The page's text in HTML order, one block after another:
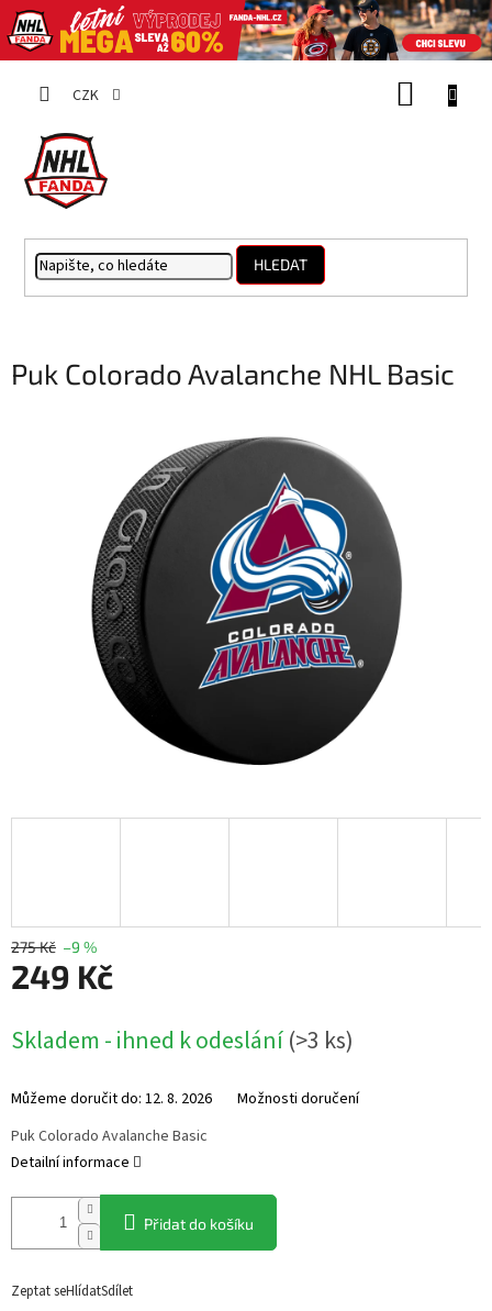
CZK
HLEDAT
Puk Colorado Avalanche NHL Basic
275 Kč –9 %
249 Kč
cena:
Skladem - ihned k odeslání(>3 ks)
Můžeme doručit do: 12. 8. 2026 Možnosti doručení
Přidat do košíku
Puk Colorado Avalanche Basic
Detailní informace
Zeptat seHlídatSdílet